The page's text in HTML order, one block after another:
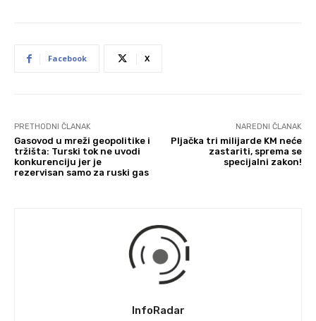
Facebook X
PRETHODNI ČLANAK
Gasovod u mreži geopolitike i
tržišta: Turski tok ne uvodi
konkurenciju jer je
rezervisan samo za ruski gas
NAREDNI ČLANAK
Pljačka tri milijarde KM neće
zastariti, sprema se
specijalni zakon!
InfoRadar